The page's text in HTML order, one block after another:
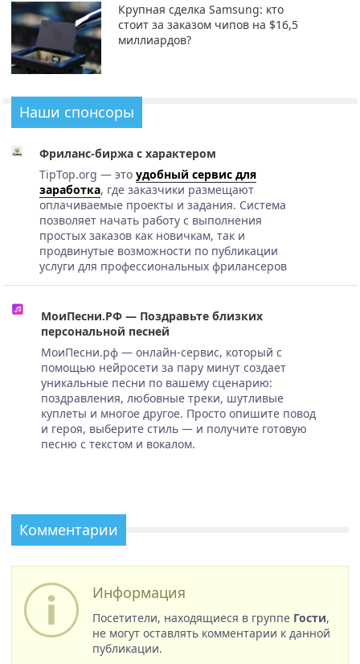
Крупная сделка Samsung: кто
стоит за заказом чипов на $16,5
миллиардов?
Наши спонсоры
Фриланс-биржа с характером
TipTop.org — это удобный сервис для
заработка, где заказчики размещают
оплачиваемые проекты и задания. Система
позволяет начать работу с выполнения
простых заказов как новичкам, так и
продвинутые возможности по публикации
услуги для профессиональных фрилансеров
МоиПесни.РФ — Поздравьте близких
персональной песней
МоиПесни.рф — онлайн-сервис, который с
помощью нейросети за пару минут создает
уникальные песни по вашему сценарию:
поздравления, любовные треки, шутливые
куплеты и многое другое. Просто опишите повод
и героя, выберите стиль — и получите готовую
песню с текстом и вокалом.
Комментарии
Информация
Посетители, находящиеся в группе Гости,
не могут оставлять комментарии к данной
публикации.